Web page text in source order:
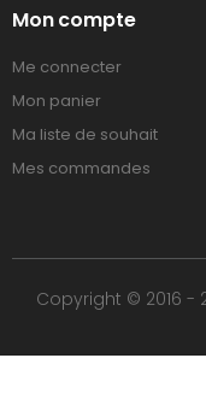
Mon compte
Me connecter
Mon panier
Ma liste de souhait
Mes commandes
Copyright © 2016 -